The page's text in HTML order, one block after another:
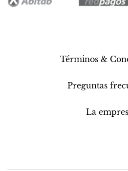
Términos &
Preguntas
La